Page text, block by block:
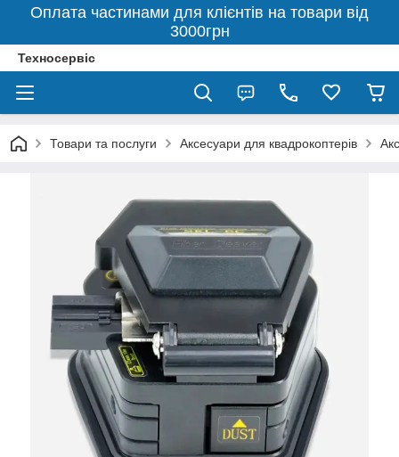
Оплата частинами для клієнтів на товари від
3000грн
Техносервіс
Товари та послуги Аксесуари для квадрокоптерів